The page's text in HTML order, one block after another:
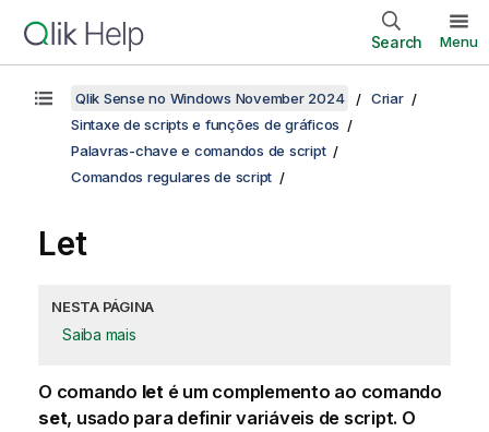
Search Menu
Qlik Sense no Windows November 2024
Criar
Sintaxe de scripts e funções de gráficos
Palavras-chave e comandos de script
Comandos regulares de script
Let
NESTA PÁGINA
Saiba mais
O comando leté um complemento ao comando
set, usado para definir variáveis ​​de script. O